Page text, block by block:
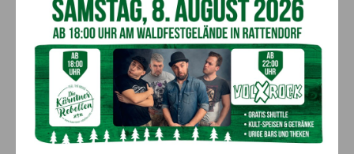
Solarium!
Das Team der AQUARENA freut sich auf eine
sonnige, erlebnisreiche und entspannte
Badesaison mit vielen unvergesslichen
Sommermomenten!